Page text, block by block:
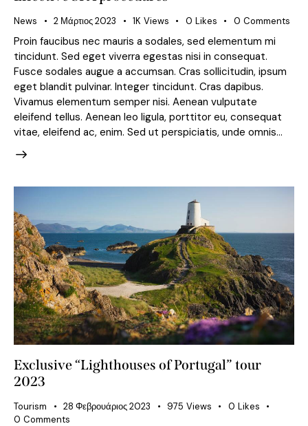
News 2 Μάρτιος 2023 1K Views 0 Likes 0 Comments
Proin faucibus nec mauris a sodales, sed elementum mi
tincidunt. Sed eget viverra egestas nisi in consequat.
Fusce sodales augue a accumsan. Cras sollicitudin, ipsum
eget blandit pulvinar. Integer tincidunt. Cras dapibus.
Vivamus elementum semper nisi. Aenean vulputate
eleifend tellus. Aenean leo ligula, porttitor eu, consequat
vitae, eleifend ac, enim. Sed ut perspiciatis, unde omnis…
Exclusive “Lighthouses of Portugal” tour
2023
Tourism 28 Φεβρουάριος 2023 975 Views 0 Likes
0 Comments